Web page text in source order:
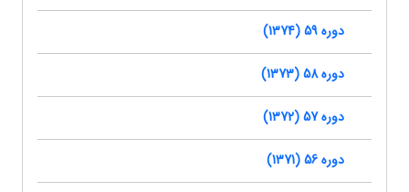
دوره 59 (1374)
دوره 58 (1373)
دوره 57 (1372)
دوره 56 (1371)